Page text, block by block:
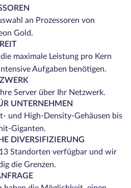
an Prozessoren von
Gold.
maximale Leistung pro Kern
Aufgaben benötigen.
Server über Ihr Netzwerk.
UNTERNEHMEN
und High-Density-Gehäusen bis
Giganten.
DIVERSIFIZIERUNG
Standorten verfügbar und wir
die Grenzen.